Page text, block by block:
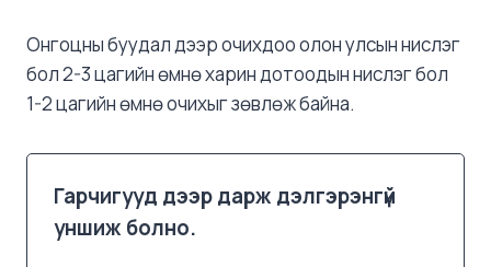
Онгоцны буудал дээр очихдоо олон улсын нислэг
бол 2-3 цагийн өмнө харин дотоодын нислэг бол
1-2 цагийн өмнө очихыг зөвлөж байна.
Гарчигууд дээр дарж дэлгэрэнгүй
уншиж болно.